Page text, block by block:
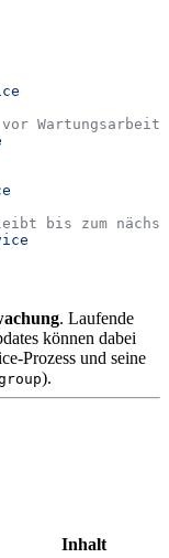
bis zum
. Laufende
können dabei
Prozess und seine
).
Inhalt